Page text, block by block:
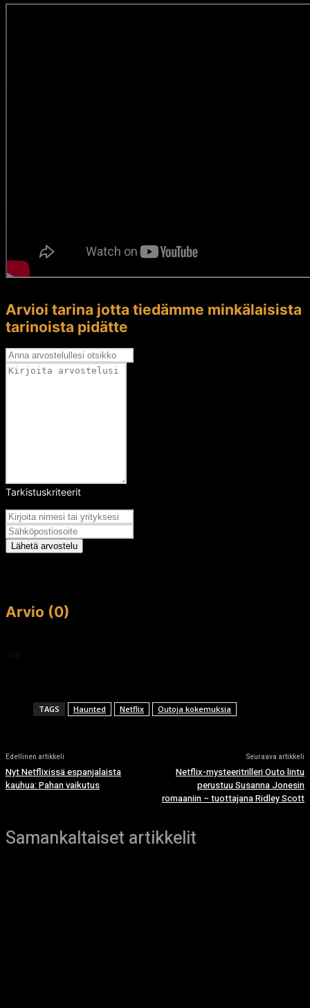
Arvioi tarina jotta tiedämme minkälaisista
tarinoista pidätte
Tarkistuskriteerit
Lähetä arvostelu
Arvio (0)
TAGS Haunted Netflix Outoja kokemuksia
Edellinen artikkeli
Nyt Netflixissä espanjalaista
kauhua: Pahan vaikutus
Seuraava artikkeli
Netflix-mysteeritrilleri Outo lintu
perustuu Susanna Jonesin
romaaniin – tuottajana Ridley Scott
Samankaltaiset artikkelit